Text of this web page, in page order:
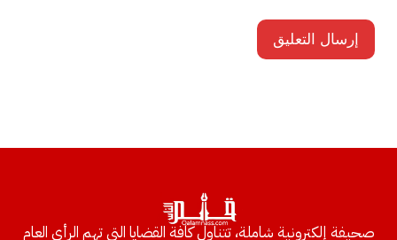
صحيفة إلكترونية شاملة، تتناول كافة القضايا التي تهم الرأي العام